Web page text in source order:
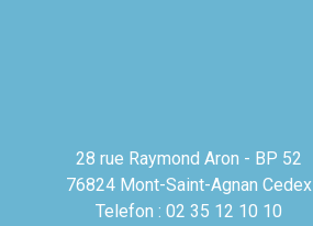
28 rue Raymond Aron - BP 52
76824 Mont-Saint-Agnan Cedex
Telefon : 02 35 12 10 10